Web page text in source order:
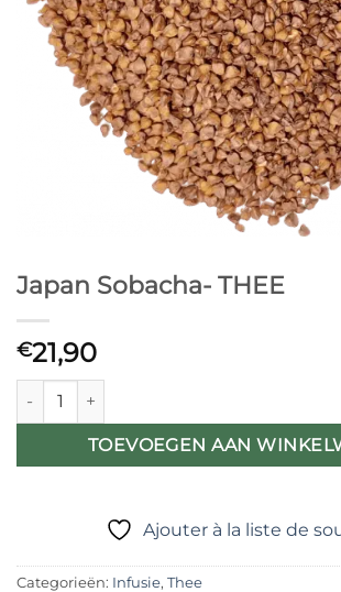
Japan Sobacha- THEE
€21,90
Japan Sobacha- THEE aantal
TOEVOEGEN AAN
Ajouter à la liste de
Categorieën: Infusie, Thee